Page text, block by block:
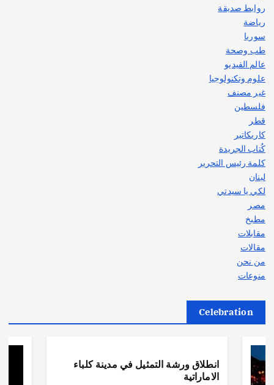
روابط صديقة
رياضة
سوريا
طب وصحة
عالم الفيديو
علوم وتكنولوجيا
غير مصنف
فلسطين
قطر
كاريكاتير
كُتاب الجريدة
كلمة رئيس التحرير
لبنان
لكي يا سيدتي
مصر
مطبخ
مقابلات
مقالات
من نحن
منوعات
Celebration
انطلاق ورشة التمثيل في مدينة كلباء
الاماراتية